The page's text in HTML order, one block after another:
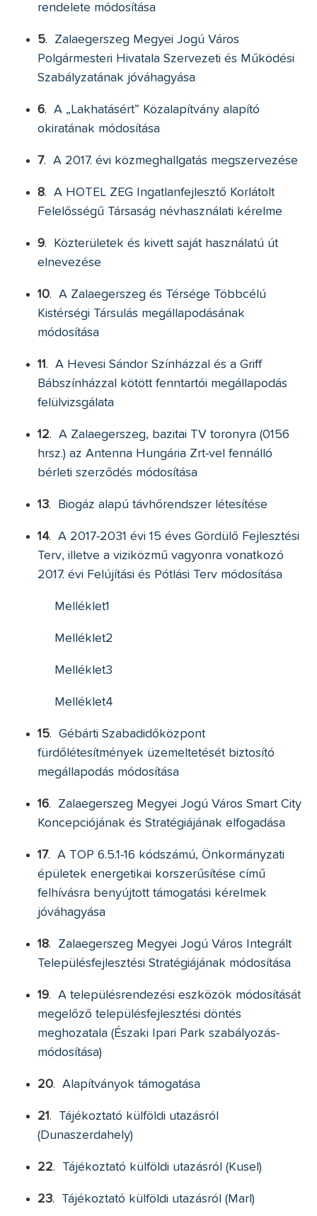
rendelete módosítása
5.
Zalaegerszeg Megyei Jogú Város
Polgármesteri Hivatala Szervezeti és Működési
Szabályzatának jóváhagyása
6.
A „Lakhatásért” Közalapítvány alapító
okiratának módosítása
7. A 2017. évi közmeghallgatás megszervezése
8.
A HOTEL ZEG Ingatlanfejlesztő Korlátolt
Felelősségű Társaság névhasználati kérelme
9.
Közterületek és kivett saját használatú út
elnevezése
10.
A Zalaegerszeg és Térsége Többcélú
Kistérségi Társulás megállapodásának
módosítása
11.
A Hevesi Sándor Színházzal és a Griff
Bábszínházzal kötött fenntartói megállapodás
felülvizsgálata
12.
A Zalaegerszeg, bazitai TV toronyra (0156
hrsz.) az Antenna Hungária Zrt-vel fennálló
bérleti szerződés módosítása
13. Biogáz alapú távhőrendszer létesítése
14.
A 2017-2031 évi 15 éves Gördülő Fejlesztési
Terv, illetve a viziközmű vagyonra vonatkozó
2017. évi Felújítási és Pótlási Terv módosítása
Melléklet1
Melléklet2
Melléklet3
Melléklet4
15.
Gébárti Szabadidőközpont
fürdőlétesítmények üzemeltetését biztosító
megállapodás módosítása
16.
Zalaegerszeg Megyei Jogú Város Smart City
Koncepciójának és Stratégiájának elfogadása
17.
A TOP 6.5.1-16 kódszámú, Önkormányzati
épületek energetikai korszerűsítése című
felhívásra benyújtott támogatási kérelmek
jóváhagyása
18.
Zalaegerszeg Megyei Jogú Város Integrált
Településfejlesztési Stratégiájának módosítása
19.
A településrendezési eszközök módosítását
megelőző településfejlesztési döntés
meghozatala (Északi Ipari Park szabályozás-
módosítása)
20. Alapítványok támogatása
21.
Tájékoztató külföldi utazásról
(Dunaszerdahely)
22. Tájékoztató külföldi utazásról (Kusel)
23. Tájékoztató külföldi utazásról (Marl)